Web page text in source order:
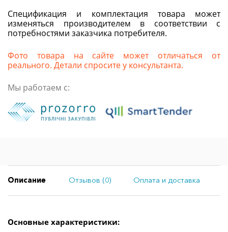
Спецификация и комплектация товара может
изменяться производителем в соответствии с
потребностями заказчика потребителя.
Фото товара на сайте может отличаться от
реального. Детали спросите у консультанта.
Мы работаем с:
Описание Отзывов (0) Оплата и доставка
Основные характеристики: